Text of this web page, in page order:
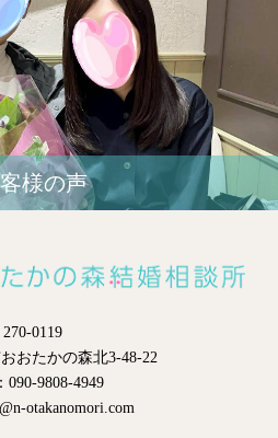
様の声
270-0119
おたかの森北3-48-22
090-9808-4949
otakanomori.com